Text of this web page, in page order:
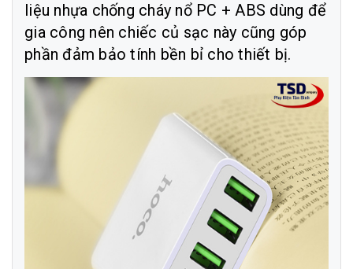
liệu nhựa chống cháy nổ PC + ABS dùng để
gia công nên chiếc củ sạc này cũng góp
phần đảm bảo tính bền bỉ cho thiết bị.